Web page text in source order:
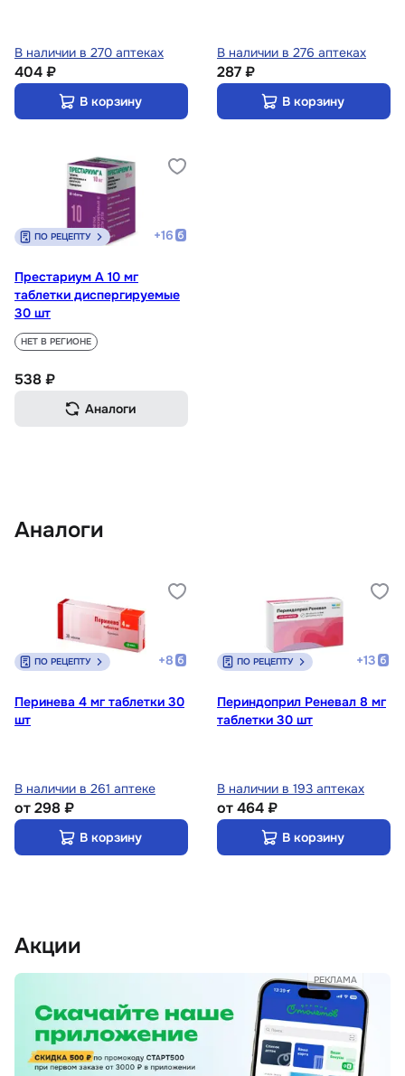
В наличии в 270 аптеках
404 ₽
В корзину
В наличии в 276 аптеках
287 ₽
В корзину
ПО РЕЦЕПТУ +16
Престариум А 10 мг
таблетки диспергируемые
30 шт
НЕТ В РЕГИОНЕ
538 ₽
Аналоги
Аналоги
ПО РЕЦЕПТУ +8
Перинева 4 мг таблетки 30
шт
В наличии в 261 аптеке
от298 ₽
В корзину
ПО РЕЦЕПТУ +13
Периндоприл Реневал 8 мг
таблетки 30 шт
В наличии в 193 аптеках
от464 ₽
В корзину
Акции
РЕКЛАМА